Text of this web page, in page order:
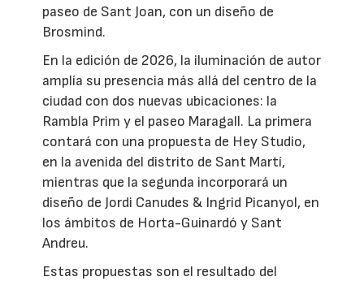
paseo de Sant Joan, con un diseño de
Brosmind.
En la edición de 2026, la iluminación de autor
amplía su presencia más allá del centro de la
ciudad con dos nuevas ubicaciones: la
Rambla Prim y el paseo Maragall. La primera
contará con una propuesta de Hey Studio,
en la avenida del distrito de Sant Martí,
mientras que la segunda incorporará un
diseño de Jordi Canudes & Ingrid Picanyol, en
los ámbitos de Horta-Guinardó y Sant
Andreu.
Estas propuestas son el resultado del